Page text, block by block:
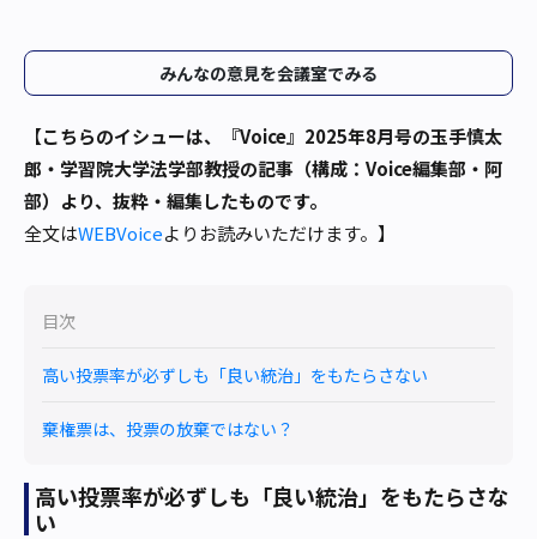
みんなの意見を会議室でみる
【こちらのイシューは、『Voice』2025年8月号の玉手慎太
郎・学習院大学法学部教授の記事（構成：Voice編集部・阿
部）より、抜粋・編集したものです。
全文はWEBVoiceよりお読みいただけます。】
目次
高い投票率が必ずしも「良い統治」をもたらさない
棄権票は、投票の放棄ではない？
高い投票率が必ずしも「良い統治」をもたらさな
い